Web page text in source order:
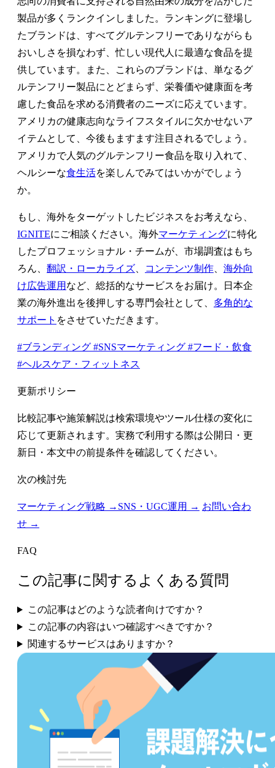
製品が多くランクインしました。ランキングに登場し
たブランドは、すべてグルテンフリーでありながらも
おいしさを損なわず、忙しい現代人に最適な食品を提
供しています。また、これらのブランドは、単なるグ
ルテンフリー製品にとどまらず、栄養価や健康面を考
慮した食品を求める消費者のニーズに応えています。
アメリカの健康志向なライフスタイルに欠かせないア
イテムとして、今後もますます注目されるでしょう。
アメリカで人気のグルテンフリー食品を取り入れて、
ヘルシーな食生活を楽しんでみてはいかがでしょう
か。
もし、海外をターゲットしたビジネスをお考えなら、
IGNITEにご相談ください。海外マーケティングに特化
したプロフェッショナル・チームが、市場調査はもち
ろん、 翻訳・ローカライズ、 コンテンツ制作、 海外向
け広告運用 など、総括的なサービスをお届け。日本企
業の海外進出を後押しする専門会社として、 多角的な
サポート をさせていただきます。
#ブランディング #SNSマーケティング #フード・飲食
#ヘルスケア・フィットネス
更新ポリシー
比較記事や施策解説は検索環境やツール仕様の変化に
応じて更新されます。実務で利用する際は公開日・更
新日・本文中の前提条件を確認してください。
次の検討先
マーケティング戦略 → SNS・UGC運用 → お問い合わ
せ →
FAQ
この記事に関するよくある質問
この記事はどのような読者向けですか？
この記事の内容はいつ確認すべきですか？
関連するサービスはありますか？